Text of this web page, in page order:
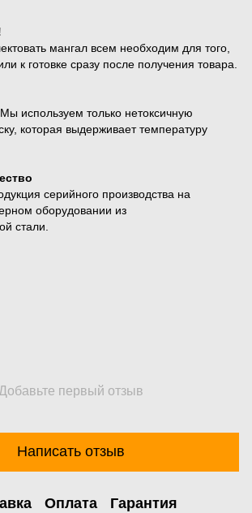
мангал всем необходим для того,
к готовке сразу после получения товара.
используем только нетоксичную
которая выдерживает температуру
серийного производства на
оборудовании из
стали.
Добавьте первый отзыв
Написать отзыв
Оплата Гарантия